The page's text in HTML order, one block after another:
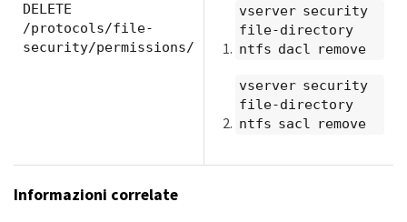
DELETE
/protocols/file-
security/permissions/
vserver security
file-directory
ntfs dacl remove
vserver security
file-directory
ntfs sacl remove
Informazioni correlate